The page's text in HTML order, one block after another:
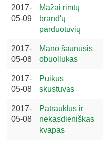
2017-
05-09
Mažai rimtų
brand'ų
parduotuvių
2017-
05-08
Mano šaunusis
obuoliukas
2017-
05-08
Puikus
skustuvas
2017-
05-08
Patrauklus ir
nekasdieniškas
kvapas